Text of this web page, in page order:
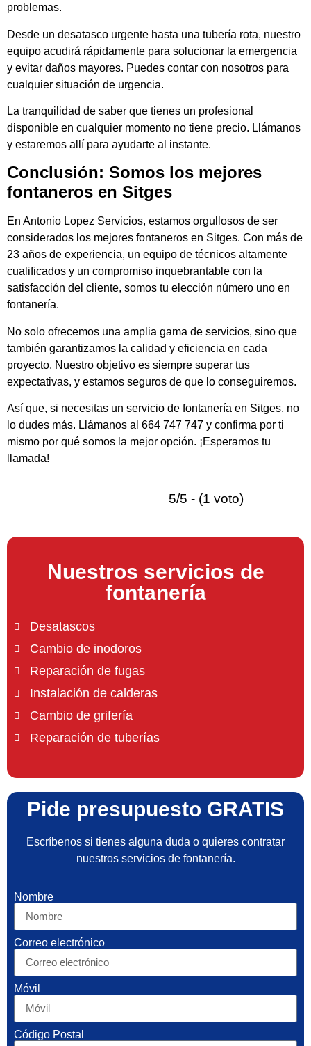
problemas.
Desde un desatasco urgente hasta una tubería rota, nuestro
equipo acudirá rápidamente para solucionar la emergencia
y evitar daños mayores. Puedes contar con nosotros para
cualquier situación de urgencia.
La tranquilidad de saber que tienes un profesional
disponible en cualquier momento no tiene precio. Llámanos
y estaremos allí para ayudarte al instante.
Conclusión: Somos los mejores
fontaneros en Sitges
En Antonio Lopez Servicios, estamos orgullosos de ser
considerados los mejores fontaneros en Sitges. Con más de
23 años de experiencia, un equipo de técnicos altamente
cualificados y un compromiso inquebrantable con la
satisfacción del cliente, somos tu elección número uno en
fontanería.
No solo ofrecemos una amplia gama de servicios, sino que
también garantizamos la calidad y eficiencia en cada
proyecto. Nuestro objetivo es siempre superar tus
expectativas, y estamos seguros de que lo conseguiremos.
Así que, si necesitas un servicio de fontanería en Sitges, no
lo dudes más. Llámanos al 664 747 747 y confirma por ti
mismo por qué somos la mejor opción. ¡Esperamos tu
llamada!
5/5 - (1 voto)
Nuestros servicios de
fontanería
Desatascos
Cambio de inodoros
Reparación de fugas
Instalación de calderas
Cambio de grifería
Reparación de tuberías
Pide presupuesto GRATIS
Escríbenos si tienes alguna duda o quieres contratar
nuestros servicios de fontanería.
Nombre
Correo electrónico
Móvil
Código Postal